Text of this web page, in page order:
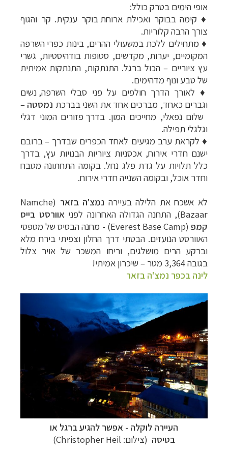
אופי הימים בטרק כולל:
♦ קימה בבוקר ואכילתארוחת בוקר ענקית. קר והגוף
צורך הרבה קלוריות.
♦ מתחילים ללכת במשעולי ההרים, בינות כפרי השרפה
המקומיים, יערות, מקדשים, סטופות בודהיסטיות, גשרי
עץ ציוריים –הכולברגל. התנתקות, התנתקות אמיתית
של טבע ונוף מדהימים.
♦ לאורך הדרך חולפים על פני סבלי השרפה, נשים
וגברים כאחד, מברכים אחד את השני בברכת נמסטה –
שלום נפאלי, מחייכים המון. בדרך פזורים המוני דגלי
וגלגלי תפילה.
♦ לקראת ערב מגיעים לאחד הכפרים שבדרך –ברובם
ישנםחדרי אירוח, אכסניות ציוריות הבנויות עץ, בדרך
כלל תלויות על גדת פלג נחל. בקומה התחתונה מטבח
וחדר אוכל, ובקומה השנייה חדרי אירוח.
לא אשכח את הלילה בעיירה נמצ'ה בזאר (
Namche
Bazaar), התחנה הגדולה האחרונה לפני אוורסט בייס
קמפ (
Everest Base Camp) - מחנה הבסיס של מטפסי
האוורסט הנועזים. הבטתי דרך החלון וצפיתי בירח מלא
וברקע הרים מושלגים,וריחו המשכר של אויר צלול
בגובה 3,364 מטר
–שיכרון אמיתי!
לינה בכפר נמצ'ה בזאר
העיירה לוקלה - אפשר להגיע ברגל או
בטיסה (צילום: Christopher Heil
)